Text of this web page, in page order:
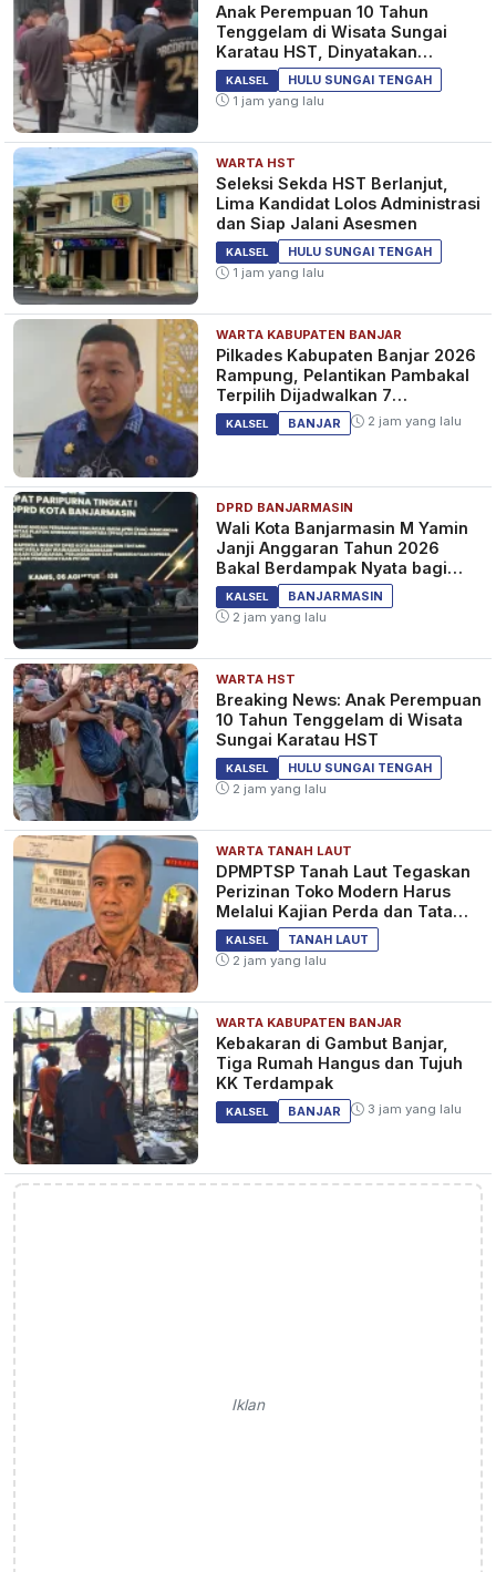
Anak Perempuan 10 Tahun
Tenggelam di Wisata Sungai
Karatau HST, Dinyatakan
Meninggal Dunia
KALSEL
HULU SUNGAI TENGAH
1 jam yang lalu
WARTA HST
Seleksi Sekda HST Berlanjut,
Lima Kandidat Lolos Administrasi
dan Siap Jalani Asesmen
KALSEL
HULU SUNGAI TENGAH
1 jam yang lalu
WARTA KABUPATEN BANJAR
Pilkades Kabupaten Banjar 2026
Rampung, Pelantikan Pambakal
Terpilih Dijadwalkan 7
September 2026
KALSEL BANJAR 2 jam yang lalu
DPRD BANJARMASIN
Wali Kota Banjarmasin M Yamin
Janji Anggaran Tahun 2026
Bakal Berdampak Nyata bagi
Masyarakat&nbsp;
KALSEL
BANJARMASIN
2 jam yang lalu
WARTA HST
Breaking News: Anak Perempuan
10 Tahun Tenggelam di Wisata
Sungai Karatau HST
KALSEL
HULU SUNGAI TENGAH
2 jam yang lalu
WARTA TANAH LAUT
DPMPTSP Tanah Laut Tegaskan
Perizinan Toko Modern Harus
Melalui Kajian Perda dan Tata
Ruang
KALSEL
TANAH LAUT
2 jam yang lalu
WARTA KABUPATEN BANJAR
Kebakaran di Gambut Banjar,
Tiga Rumah Hangus dan Tujuh
KK Terdampak
KALSEL BANJAR 3 jam yang lalu
Iklan